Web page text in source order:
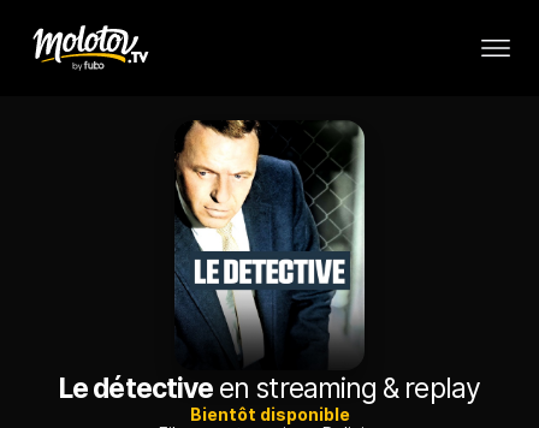
Le détective en streaming & replay
Bientôt disponible